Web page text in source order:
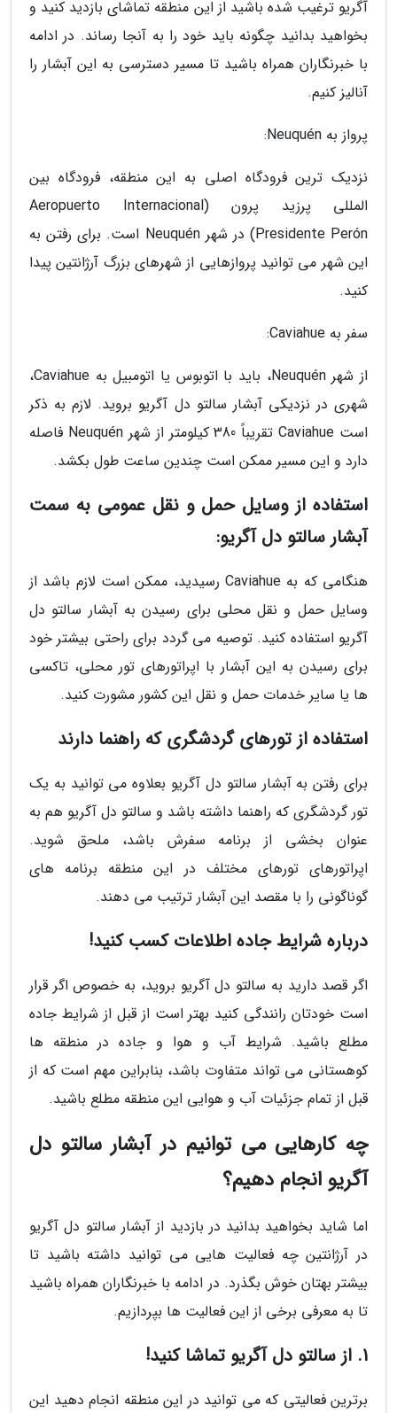
آگریو ترغیب شده باشید از این منطقه تماشای بازدید کنید و
بخواهید بدانید چگونه باید خود را به آنجا رساند. در ادامه
با خبرنگاران همراه باشید تا مسیر دسترسی به این آبشار را
آنالیز کنیم.
پرواز به Neuquén:
نزدیک ترین فرودگاه اصلی به این منطقه، فرودگاه بین
المللی پرزید پرون (Aeropuerto Internacional
Presidente Perón) در شهر Neuquén است. برای رفتن به
این شهر می توانید پروازهایی از شهرهای بزرگ آرژانتین پیدا
کنید.
سفر به Caviahue:
از شهر Neuquén، باید با اتوبوس یا اتومبیل به Caviahue،
شهری در نزدیکی آبشار سالتو دل آگریو بروید. لازم به ذکر
است Caviahue تقریباً 380 کیلومتر از شهر Neuquén فاصله
دارد و این مسیر ممکن است چندین ساعت طول بکشد.
استفاده از وسایل حمل و نقل عمومی به سمت
آبشار سالتو دل آگریو:
هنگامی که به Caviahue رسیدید، ممکن است لازم باشد از
وسایل حمل و نقل محلی برای رسیدن به آبشار سالتو دل
آگریو استفاده کنید. توصیه می گردد برای راحتی بیشتر خود
برای رسیدن به این آبشار با اپراتورهای تور محلی، تاکسی
ها یا سایر خدمات حمل و نقل این کشور مشورت کنید.
استفاده از تورهای گردشگری که راهنما دارند
برای رفتن به آبشار سالتو دل آگریو بعلاوه می توانید به یک
تور گردشگری که راهنما داشته باشد و سالتو دل آگریو هم به
عنوان بخشی از برنامه سفرش باشد، ملحق شوید.
اپراتورهای تورهای مختلف در این منطقه برنامه های
گوناگونی را با مقصد این آبشار ترتیب می دهند.
درباره شرایط جاده اطلاعات کسب کنید!
اگر قصد دارید به سالتو دل آگریو بروید، به خصوص اگر قرار
است خودتان رانندگی کنید بهتر است از قبل از شرایط جاده
مطلع باشید. شرایط آب و هوا و جاده در منطقه ها
کوهستانی می تواند متفاوت باشد، بنابراین مهم است که از
قبل از تمام جزئیات آب و هوایی این منطقه مطلع باشید.
چه کارهایی می توانیم در آبشار سالتو دل
آگریو انجام دهیم؟
اما شاید بخواهید بدانید در بازدید از آبشار سالتو دل آگریو
در آرژانتین چه فعالیت هایی می توانید داشته باشید تا
بیشتر بهتان خوش بگذرد. در ادامه با خبرنگاران همراه باشید
تا به معرفی برخی از این فعالیت ها بپردازیم.
1. از سالتو دل آگریو تماشا کنید!
برترین فعالیتی که می توانید در این منطقه انجام دهید این